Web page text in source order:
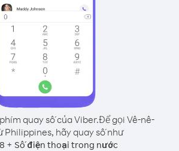
quay số của Viber.Để gọi Vê-nê-
Philippines, hãy quay số như
+ Số điện thoại trong nước